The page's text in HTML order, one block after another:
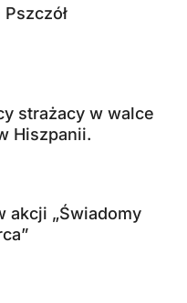
strażacy w walce
Hiszpanii.
akcji „Świadomy